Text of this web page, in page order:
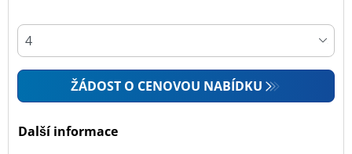
ŽÁDOST O CENOVOU NABÍDKU
Další informace